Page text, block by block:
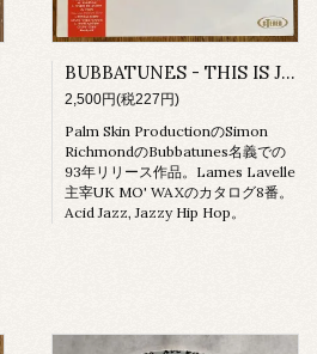
BUBBATUNES - THIS IS JUST A DANCE
2,500円(税227円)
Palm Skin ProductionのSimon
RichmondのBubbatunes名義での
93年リリース作品。Lames Lavelle
主宰UK MO' WAXのカタログ8番。
Acid Jazz, Jazzy Hip Hop。